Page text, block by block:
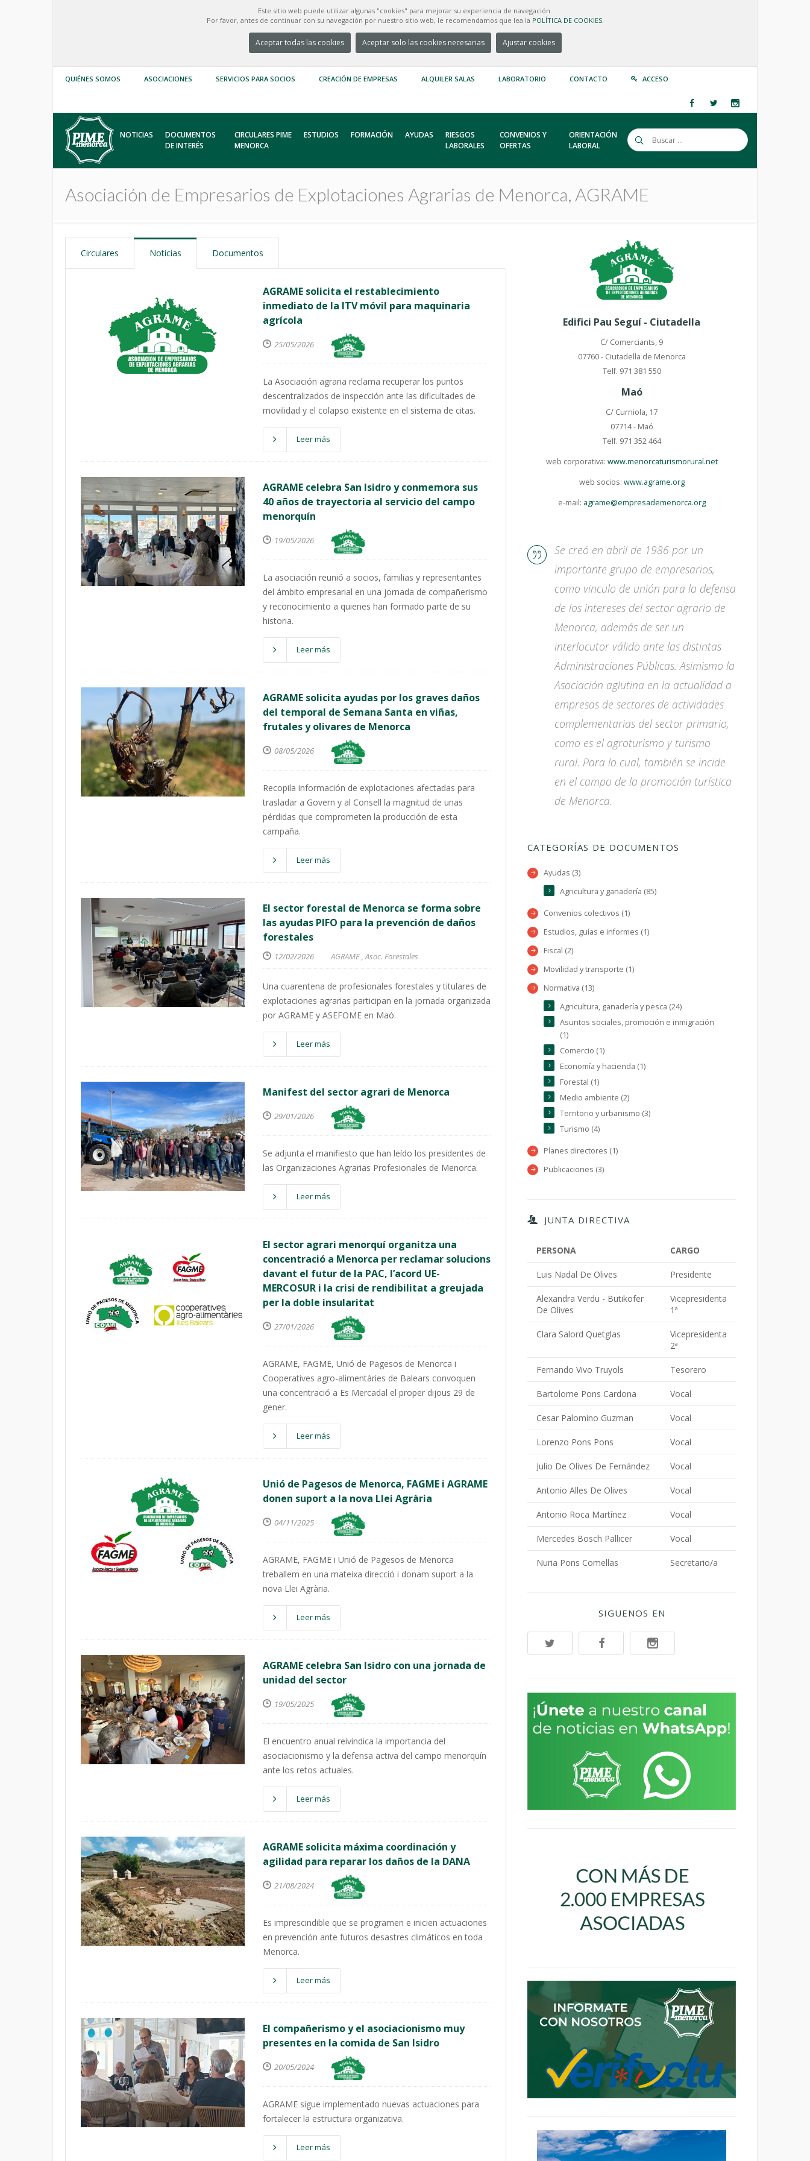
Este sitio web puede utilizar algunas "cookies" para mejorar su experiencia de navegación.
Por favor, antes de continuar con su navegación por nuestro sitio web, le recomendamos que lea la POLÍTICA DE COOKIES.
Aceptar todas las cookies Aceptar solo las cookies necesarias Ajustar cookies
QUIÉNES SOMOS ASOCIACIONES SERVICIOS PARA SOCIOS CREACIÓN DE EMPRESAS ALQUILER SALAS LABORATORIO CONTACTO ACCESO
NOTICIAS
DOCUMENTOS
DE INTERÉS
CIRCULARES PIME
MENORCA
ESTUDIOS FORMACIÓN AYUDAS
RIESGOS
LABORALES
CONVENIOS Y
OFERTAS
ORIENTACIÓN
LABORAL
Asociación de Empresarios de Explotaciones Agrarias de Menorca, AGRAME
Circulares Noticias Documentos
AGRAME solicita el restablecimiento
inmediato de la ITV móvil para maquinaria
agrícola
25/05/2026
La Asociación agraria reclama recuperar los puntos
descentralizados de inspección ante las dificultades de
movilidad y el colapso existente en el sistema de citas.
Leer más
AGRAME celebra San Isidro y conmemora sus
40 años de trayectoria al servicio del campo
menorquín
19/05/2026
La asociación reunió a socios, familias y representantes
del ámbito empresarial en una jornada de compañerismo
y reconocimiento a quienes han formado parte de su
historia.
Leer más
AGRAME solicita ayudas por los graves daños
del temporal de Semana Santa en viñas,
frutales y olivares de Menorca
08/05/2026
Recopila información de explotaciones afectadas para
trasladar a Govern y al Consell la magnitud de unas
pérdidas que comprometen la producción de esta
campaña.
Leer más
El sector forestal de Menorca se forma sobre
las ayudas PIFO para la prevención de daños
forestales
12/02/2026 AGRAME,Asoc. Forestales
Una cuarentena de profesionales forestales y titulares de
explotaciones agrarias participan en la jornada organizada
por AGRAME y ASEFOME en Maó.
Leer más
Manifest del sector agrari de Menorca
29/01/2026
Se adjunta el manifiesto que han leído los presidentes de
las Organizaciones Agrarias Profesionales de Menorca.
Leer más
El sector agrari menorquí organitza una
concentració a Menorca per reclamar solucions
davant el futur de la PAC, l’acord UE-
MERCOSUR i la crisi de rendibilitat a greujada
per la doble insularitat
27/01/2026
AGRAME, FAGME, Unió de Pagesos de Menorca i
Cooperatives agro-alimentàries de Balears convoquen
una concentració a Es Mercadal el proper dijous 29 de
gener.
Leer más
Unió de Pagesos de Menorca, FAGME i AGRAME
donen suport a la nova Llei Agrària
04/11/2025
AGRAME, FAGME i Unió de Pagesos de Menorca
treballem en una mateixa direcció i donam suport a la
nova Llei Agrària.
Leer más
AGRAME celebra San Isidro con una jornada de
unidad del sector
19/05/2025
El encuentro anual reivindica la importancia del
asociacionismo y la defensa activa del campo menorquín
ante los retos actuales.
Leer más
AGRAME solicita máxima coordinación y
agilidad para reparar los daños de la DANA
21/08/2024
Es imprescindible que se programen e inicien actuaciones
en prevención ante futuros desastres climáticos en toda
Menorca.
Leer más
El compañerismo y el asociacionismo muy
presentes en la comida de San Isidro
20/05/2024
AGRAME sigue implementado nuevas actuaciones para
fortalecer la estructura organizativa.
Leer más
Edifici Pau Seguí - Ciutadella
C/ Comerciants, 9
07760 - Ciutadella de Menorca
Telf. 971 381 550
Maó
C/ Curniola, 17
07714 - Maó
Telf. 971 352 464
web corporativa: www.menorcaturismorural.net
web socios: www.agrame.org
e-mail: agrame@empresademenorca.org
Se creó en abril de 1986 por un
importante grupo de empresarios,
como vinculo de unión para la defensa
de los intereses del sector agrario de
Menorca, además de ser un
interlocutor válido ante las distintas
Administraciones Públicas. Asimismo la
Asociación aglutina en la actualidad a
empresas de sectores de actividades
complementarias del sector primario,
como es el agroturismo y turismo
rural. Para lo cual, también se incide
en el campo de la promoción turística
de Menorca.
CATEGORÍAS DE DOCUMENTOS
Ayudas (3)
Agricultura y ganadería (85)
Convenios colectivos (1)
Estudios, guías e informes (1)
Fiscal (2)
Movilidad y transporte (1)
Normativa (13)
Agricultura, ganadería y pesca (24)
Asuntos sociales, promoción e inmigración
(1)
Comercio (1)
Economía y hacienda (1)
Forestal (1)
Medio ambiente (2)
Territorio y urbanismo (3)
Turismo (4)
Planes directores (1)
Publicaciones (3)
JUNTA DIRECTIVA
PERSONA CARGO
Luis Nadal De Olives Presidente
Alexandra Verdu - Bütikofer
De Olives
Vicepresidenta
1ª
Clara Salord Quetglas
Vicepresidenta
2ª
Fernando Vivo Truyols Tesorero
Bartolome Pons Cardona Vocal
Cesar Palomino Guzman Vocal
Lorenzo Pons Pons Vocal
Julio De Olives De Fernández Vocal
Antonio Alles De Olives Vocal
Antonio Roca Martínez Vocal
Mercedes Bosch Pallicer Vocal
Nuria Pons Comellas Secretario/a
SIGUENOS EN